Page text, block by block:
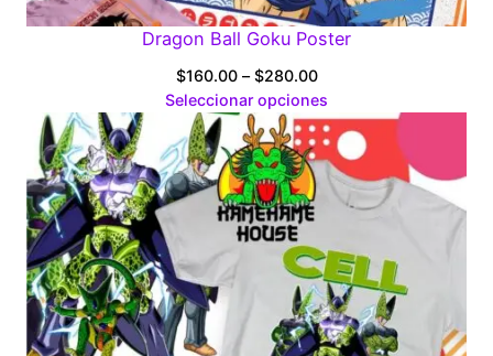
Dragon Ball Goku Poster
$160.00 – $280.00Price
range:
$160.00
through
$280.00
Seleccionar opciones